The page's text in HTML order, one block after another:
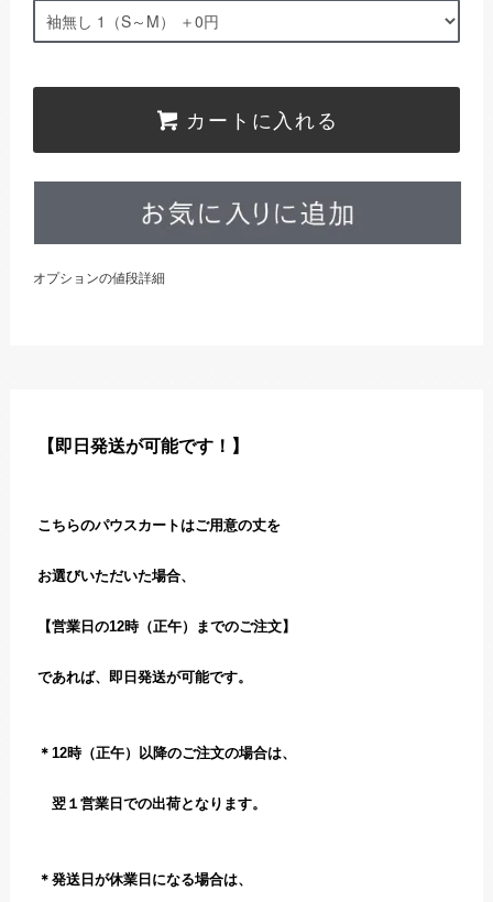
カートに入れる
オプションの値段詳細
【即日発送が可能です！】
こちらのパウスカートはご用意の丈を
お選びいただいた場合、
【営業日の12時（正午）までのご注文】
であれば、即日発送が可能です。
＊12時（正午）以降のご注文の場合は、
翌１営業日での出荷となります。
＊発送日が休業日になる場合は、